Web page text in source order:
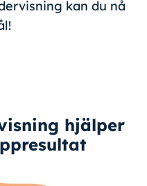
kan du nå
hjälper